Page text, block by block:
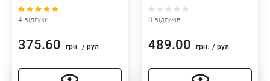
4 відгуки
375.60 грн. / рул
0 відгуків
489.00 грн. / рул